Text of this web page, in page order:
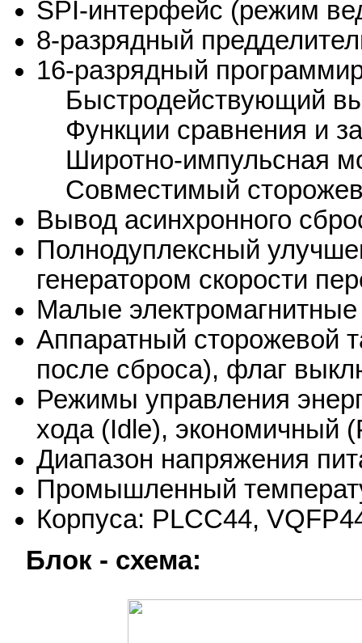
SPI-интерфейс (режим
8-разрядный
16-разрядный
Быстродействующий
Функции сравнения и
Широтно-импульсная
Совместимый
Вывод асинхронного
Полнодуплексный
генератором скорости
Малые
Аппаратный сторожевой
после сброса), флаг
Режимы управления
хода (Idle), экономичный
Диапазон напряжения
Промышленный
Корпуса: PLCC44,
Блок - схема: